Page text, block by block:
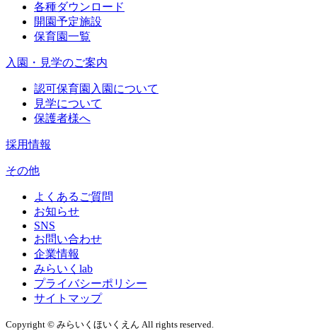
各種ダウンロード
開園予定施設
保育園一覧
入園・見学のご案内
認可保育園入園について
見学について
保護者様へ
採用情報
その他
よくあるご質問
お知らせ
SNS
お問い合わせ
企業情報
みらいくlab
プライバシーポリシー
サイトマップ
Copyright © みらいくほいくえん All rights reserved.